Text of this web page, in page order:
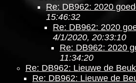
Re: DB962: 2020
15:46:32
Re: DB962: 2020
4/1/2020, 20:33:10
Re: DB962: 2020
11:34:20
Re: DB962: Lieuwe de
Re: DB962: Lieuwe de